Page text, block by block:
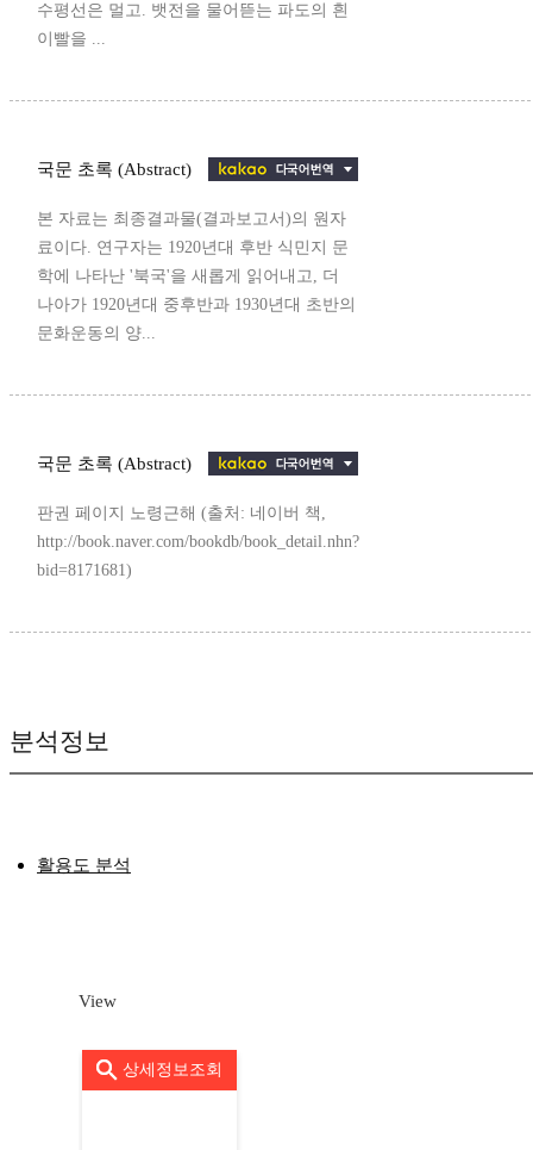
수평선은 멀고. 뱃전을 물어뜯는 파도의 흰
이빨을 ...
국문 초록 (Abstract)
본 자료는 최종결과물(결과보고서)의 원자
료이다. 연구자는 1920년대 후반 식민지 문
학에 나타난 '북국'을 새롭게 읽어내고, 더
나아가 1920년대 중후반과 1930년대 초반의
문화운동의 양...
국문 초록 (Abstract)
판권 페이지 노령근해 (출처: 네이버 책,
http://book.naver.com/bookdb/book_detail.nhn?
bid=8171681)
분석정보
활용도 분석
View
상세정보조회